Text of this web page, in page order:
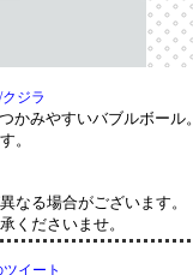
ジラ
かみやすいバブルボール。
。
る場合がございます。
くださいませ。
ツイート